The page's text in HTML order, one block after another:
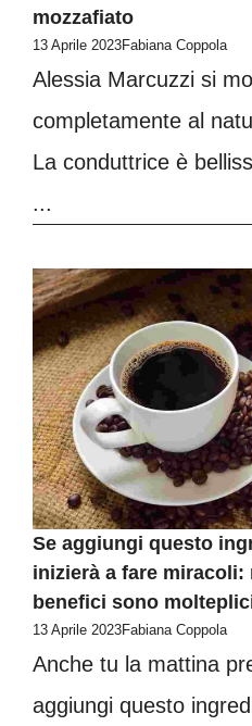
mozzafiato
13 Aprile 2023Fabiana Coppola
Alessia Marcuzzi si
completamente al
La conduttrice è
...
Se aggiungi questo
inizierà a fare miracoli:
benefici sono
13 Aprile 2023Fabiana Coppola
Anche tu la mattina
aggiungi questo